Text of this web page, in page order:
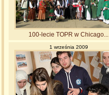
100-lecie TOPR w Chicago...
1 września 2009